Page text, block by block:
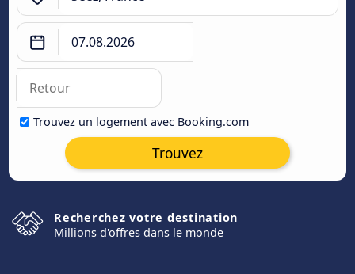
Trouvez un logement avec Booking.com
Trouvez
Recherchez votre destination
Millions d'offres dans le monde